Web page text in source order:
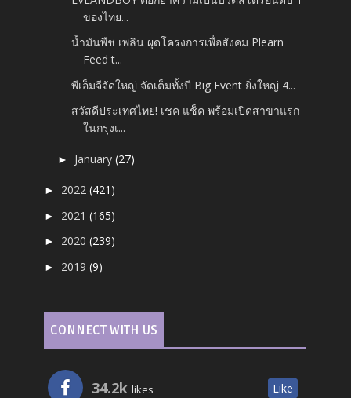
ของไทย...
น้ำมันพืช เพลิน ผุดโครงการเพื่อสังคม Plearn
Feed t...
พีเอ็มจีจัดใหญ่ จัดเต็มทั้งปี Big Event ยิ่งใหญ่ 4...
สวัสดีประเทศไทย! เชค แช็ค พร้อมเปิดสาขาแรก
ในกรุงเ...
► January(27)
► 2022(421)
► 2021(165)
► 2020(239)
► 2019(9)
CONNECT WITH US
34.2k likes Like